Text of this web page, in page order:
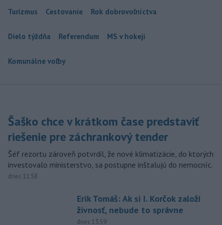
Turizmus Cestovanie Rok dobrovoľníctva
Dielo týždňa Referendum MS v hokeji
Komunálne voľby
Šaško chce v krátkom čase predstaviť
riešenie pre záchrankový tender
Šéf rezortu zároveň potvrdil, že nové klimatizácie, do ktorých
investovalo ministerstvo, sa postupne inštalujú do nemocníc.
dnes 11:58
Erik Tomáš: Ak si I. Korčok založí
živnosť, nebude to správne
dnes 13:59